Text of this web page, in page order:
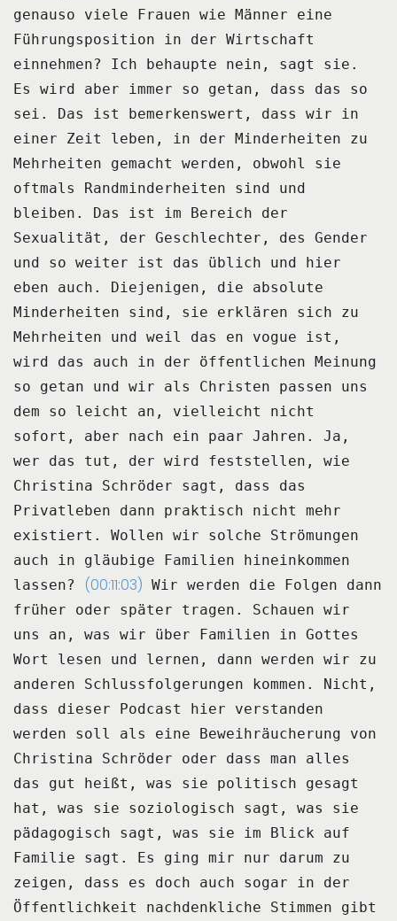
genauso viele Frauen wie Männer eine
Führungsposition in der Wirtschaft
einnehmen?
Ich behaupte nein, sagt sie.
Es wird aber immer so getan, dass das so
sei.
Das ist bemerkenswert, dass wir in
einer Zeit leben, in der Minderheiten zu
Mehrheiten
gemacht werden, obwohl sie
oftmals Randminderheiten sind und
bleiben.
Das ist im Bereich der
Sexualität, der Geschlechter, des Gender
und so weiter ist das üblich und
hier
eben auch.
Diejenigen, die absolute
Minderheiten sind, sie erklären sich zu
Mehrheiten und weil
das en vogue ist,
wird das auch in der öffentlichen Meinung
so getan und wir als Christen passen
uns
dem so leicht an, vielleicht nicht
sofort, aber nach ein paar Jahren.
Ja,
wer das tut, der wird feststellen, wie
Christina Schröder sagt, dass das
Privatleben
dann praktisch nicht mehr
existiert.
Wollen wir solche Strömungen
auch in gläubige Familien hineinkommen
lassen?
(00:11:03) Wir werden die Folgen dann
früher oder später tragen.
Schauen wir
uns an, was wir über Familien in Gottes
Wort lesen und lernen, dann werden wir zu
anderen Schlussfolgerungen kommen.
Nicht,
dass dieser Podcast hier verstanden
werden soll als eine Beweihräucherung von
Christina Schröder oder dass man alles
das gut heißt, was sie politisch gesagt
hat,
was sie soziologisch sagt, was sie
pädagogisch sagt, was sie im Blick auf
Familie sagt.
Es ging mir nur darum zu
zeigen, dass es doch auch sogar in der
Öffentlichkeit nachdenkliche
Stimmen gibt